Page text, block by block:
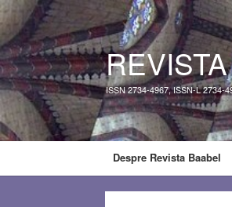
ISSN 2734-4967, ISSN-L 2734-
Despre Revista Baabel